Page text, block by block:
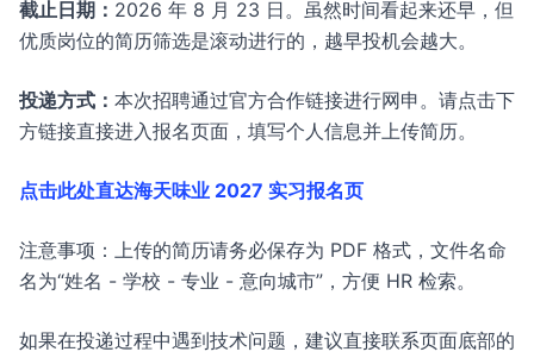
截止日期： 2026 年 8 月 23 日。虽然时间看起来还早，但
优质岗位的简历筛选是滚动进行的，越早投机会越大。
投递方式： 本次招聘通过官方合作链接进行网申。请点击下
方链接直接进入报名页面，填写个人信息并上传简历。
点击此处直达海天味业 2027 实习报名页
注意事项：上传的简历请务必保存为 PDF 格式，文件名命
名为“姓名 - 学校 - 专业 - 意向城市”，方便 HR 检索。
如果在投递过程中遇到技术问题，建议直接联系页面底部的